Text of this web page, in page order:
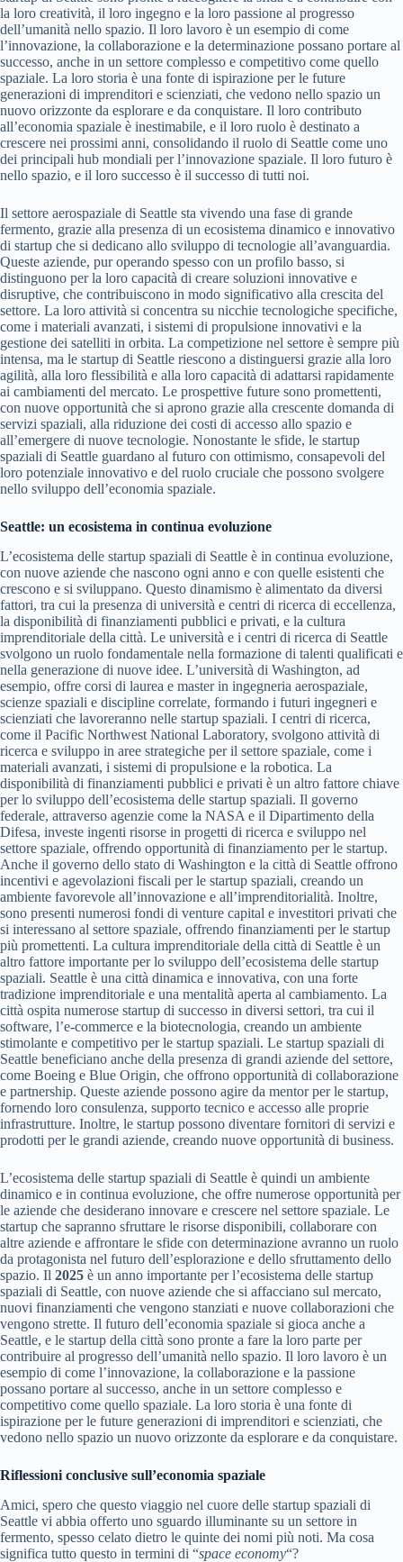
la loro creatività, il loro ingegno e la loro passione al progresso
dell’umanità nello spazio. Il loro lavoro è un esempio di come
l’innovazione, la collaborazione e la determinazione possano portare al
successo, anche in un settore complesso e competitivo come quello
spaziale. La loro storia è una fonte di ispirazione per le future
generazioni di imprenditori e scienziati, che vedono nello spazio un
nuovo orizzonte da esplorare e da conquistare. Il loro contributo
all’economia spaziale è inestimabile, e il loro ruolo è destinato a
crescere nei prossimi anni, consolidando il ruolo di Seattle come uno
dei principali hub mondiali per l’innovazione spaziale. Il loro futuro è
nello spazio, e il loro successo è il successo di tutti noi.
Il settore aerospaziale di Seattle sta vivendo una fase di grande
fermento, grazie alla presenza di un ecosistema dinamico e innovativo
di startup che si dedicano allo sviluppo di tecnologie all’avanguardia.
Queste aziende, pur operando spesso con un profilo basso, si
distinguono per la loro capacità di creare soluzioni innovative e
disruptive, che contribuiscono in modo significativo alla crescita del
settore. La loro attività si concentra su nicchie tecnologiche specifiche,
come i materiali avanzati, i sistemi di propulsione innovativi e la
gestione dei satelliti in orbita. La competizione nel settore è sempre più
intensa, ma le startup di Seattle riescono a distinguersi grazie alla loro
agilità, alla loro flessibilità e alla loro capacità di adattarsi rapidamente
ai cambiamenti del mercato. Le prospettive future sono promettenti,
con nuove opportunità che si aprono grazie alla crescente domanda di
servizi spaziali, alla riduzione dei costi di accesso allo spazio e
all’emergere di nuove tecnologie. Nonostante le sfide, le startup
spaziali di Seattle guardano al futuro con ottimismo, consapevoli del
loro potenziale innovativo e del ruolo cruciale che possono svolgere
nello sviluppo dell’economia spaziale.
Seattle: un ecosistema in continua evoluzione
L’ecosistema delle startup spaziali di Seattle è in continua evoluzione,
con nuove aziende che nascono ogni anno e con quelle esistenti che
crescono e si sviluppano. Questo dinamismo è alimentato da diversi
fattori, tra cui la presenza di università e centri di ricerca di eccellenza,
la disponibilità di finanziamenti pubblici e privati, e la cultura
imprenditoriale della città. Le università e i centri di ricerca di Seattle
svolgono un ruolo fondamentale nella formazione di talenti qualificati e
nella generazione di nuove idee. L’università di Washington, ad
esempio, offre corsi di laurea e master in ingegneria aerospaziale,
scienze spaziali e discipline correlate, formando i futuri ingegneri e
scienziati che lavoreranno nelle startup spaziali. I centri di ricerca,
come il Pacific Northwest National Laboratory, svolgono attività di
ricerca e sviluppo in aree strategiche per il settore spaziale, come i
materiali avanzati, i sistemi di propulsione e la robotica. La
disponibilità di finanziamenti pubblici e privati è un altro fattore chiave
per lo sviluppo dell’ecosistema delle startup spaziali. Il governo
federale, attraverso agenzie come la NASA e il Dipartimento della
Difesa, investe ingenti risorse in progetti di ricerca e sviluppo nel
settore spaziale, offrendo opportunità di finanziamento per le startup.
Anche il governo dello stato di Washington e la città di Seattle offrono
incentivi e agevolazioni fiscali per le startup spaziali, creando un
ambiente favorevole all’innovazione e all’imprenditorialità. Inoltre,
sono presenti numerosi fondi di venture capital e investitori privati che
si interessano al settore spaziale, offrendo finanziamenti per le startup
più promettenti. La cultura imprenditoriale della città di Seattle è un
altro fattore importante per lo sviluppo dell’ecosistema delle startup
spaziali. Seattle è una città dinamica e innovativa, con una forte
tradizione imprenditoriale e una mentalità aperta al cambiamento. La
città ospita numerose startup di successo in diversi settori, tra cui il
software, l’e-commerce e la biotecnologia, creando un ambiente
stimolante e competitivo per le startup spaziali. Le startup spaziali di
Seattle beneficiano anche della presenza di grandi aziende del settore,
come Boeing e Blue Origin, che offrono opportunità di collaborazione
e partnership. Queste aziende possono agire da mentor per le startup,
fornendo loro consulenza, supporto tecnico e accesso alle proprie
infrastrutture. Inoltre, le startup possono diventare fornitori di servizi e
prodotti per le grandi aziende, creando nuove opportunità di business.
L’ecosistema delle startup spaziali di Seattle è quindi un ambiente
dinamico e in continua evoluzione, che offre numerose opportunità per
le aziende che desiderano innovare e crescere nel settore spaziale. Le
startup che sapranno sfruttare le risorse disponibili, collaborare con
altre aziende e affrontare le sfide con determinazione avranno un ruolo
da protagonista nel futuro dell’esplorazione e dello sfruttamento dello
spazio. Il 2025 è un anno importante per l’ecosistema delle startup
spaziali di Seattle, con nuove aziende che si affacciano sul mercato,
nuovi finanziamenti che vengono stanziati e nuove collaborazioni che
vengono strette. Il futuro dell’economia spaziale si gioca anche a
Seattle, e le startup della città sono pronte a fare la loro parte per
contribuire al progresso dell’umanità nello spazio. Il loro lavoro è un
esempio di come l’innovazione, la collaborazione e la passione
possano portare al successo, anche in un settore complesso e
competitivo come quello spaziale. La loro storia è una fonte di
ispirazione per le future generazioni di imprenditori e scienziati, che
vedono nello spazio un nuovo orizzonte da esplorare e da conquistare.
Riflessioni conclusive sull’economia spaziale
Amici, spero che questo viaggio nel cuore delle startup spaziali di
Seattle vi abbia offerto uno sguardo illuminante su un settore in
fermento, spesso celato dietro le quinte dei nomi più noti. Ma cosa
significa tutto questo in termini di “space economy“?